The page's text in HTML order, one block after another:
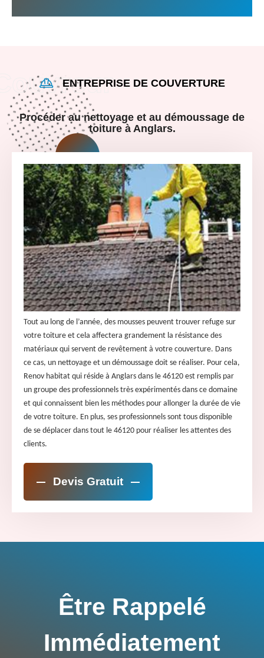
ENTREPRISE DE COUVERTURE
Procéder au nettoyage et au démoussage de
toiture à Anglars.
Tout au long de l’année, des mousses peuvent trouver refuge sur
votre toiture et cela affectera grandement la résistance des
matériaux qui servent de revêtement à votre couverture. Dans
ce cas, un nettoyage et un démoussage doit se réaliser. Pour cela,
Renov habitat qui réside à Anglars dans le 46120 est remplis par
un groupe des professionnels très expérimentés dans ce domaine
et qui connaissent bien les méthodes pour allonger la durée de vie
de votre toiture. En plus, ses professionnels sont tous disponible
de se déplacer dans tout le 46120 pour réaliser les attentes des
clients.
Devis Gratuit
Être Rappelé
Immédiatement